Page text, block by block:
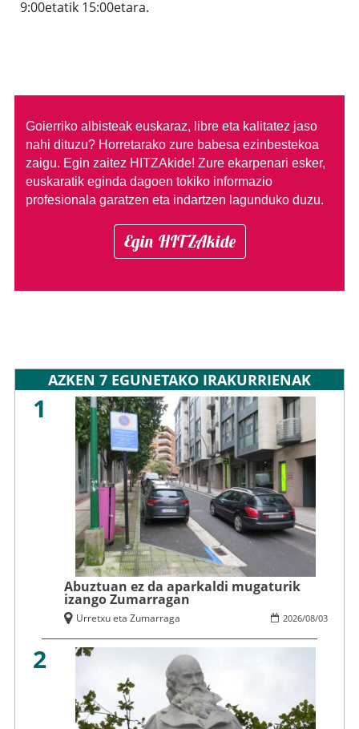
9:00etatik 15:00etara.
Goierriko albisteak euskaraz, libre eta kalitatez jaso
nahi dituzu? Horretarako zure babesa ezinbestekoa
zaigu. Egin zaitez HITZAkide! Zure ekarpenari esker,
euskaratik eginda dagoen tokiko informazio
profesionala garatzen eta indartzen lagunduko duzu.
Egin HITZAkide
AZKEN 7 EGUNETAKO IRAKURRIENAK
1
Abuztuan ez da aparkaldi mugaturik
izango Zumarragan
2026/08/03
Urretxu eta Zumarraga
2